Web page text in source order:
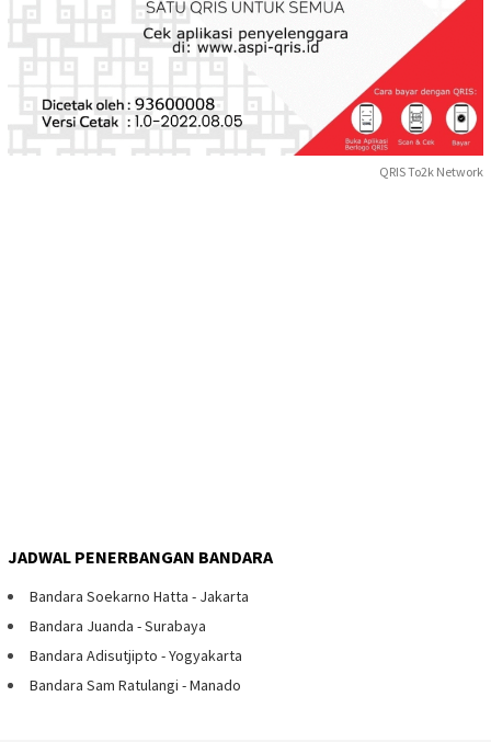
QRIS To2k Network
JADWAL PENERBANGAN BANDARA
Bandara Soekarno Hatta - Jakarta
Bandara Juanda - Surabaya
Bandara Adisutjipto - Yogyakarta
Bandara Sam Ratulangi - Manado